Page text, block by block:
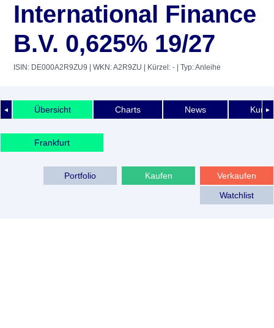
International Finance
B.V. 0,625% 19/27
ISIN: DE000A2R9ZU9 | WKN: A2R9ZU | Kürzel: - | Typ: Anleihe
◄ ►
Übersicht Charts News
Frankfurt
Verkaufen
Kaufen
Portfolio
Watchlist